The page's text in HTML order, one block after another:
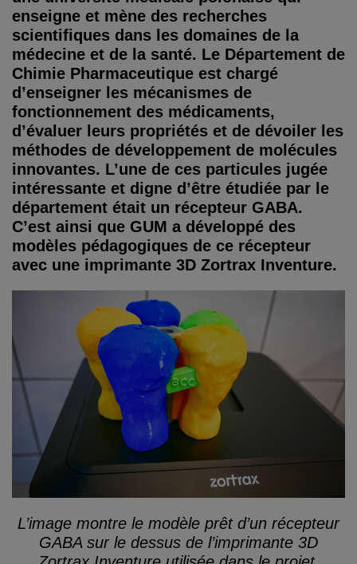
enseigne et mène des recherches
scientifiques dans les domaines de la
médecine et de la santé. Le Département de
Chimie Pharmaceutique est chargé
d’enseigner les mécanismes de
fonctionnement des médicaments,
d’évaluer leurs propriétés et de dévoiler les
méthodes de développement de molécules
innovantes. L’une de ces particules jugée
intéressante et digne d’être étudiée par le
département était un récepteur GABA.
C’est ainsi que GUM a développé des
modèles pédagogiques de ce récepteur
avec une imprimante 3D Zortrax Inventure.
L’image montre le modèle prêt d’un récepteur
GABA sur le dessus de l’imprimante 3D